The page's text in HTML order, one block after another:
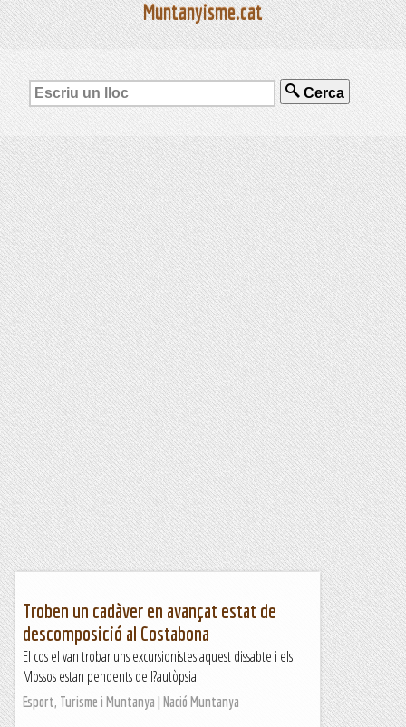
Muntanyisme.cat
Cerca
Troben un cadàver en avançat estat de
descomposició al Costabona
El cos el van trobar uns excursionistes aquest dissabte i els
Mossos estan pendents de l?autòpsia
Esport, Turisme i Muntanya | Nació Muntanya